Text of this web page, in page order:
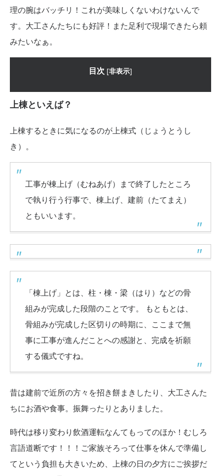
理の腕はバッチリ！これが美味しくないわけないんで
す。大工さんたちにも好評！また足利で現場できたら頼
みたいなぁ。
目次 [非表示]
上棟といえば？
上棟するときに気になるのが上棟式（じょうとうし
き）。
工事が棟上げ（むねあげ）まで終了したところ
で執り行う行事で、棟上げ、建前（たてまえ）
ともいいます。
「棟上げ」とは、柱・棟・梁（はり）などの骨
組みが完成した段階のことです。 もともとは、
骨組みが完成した区切りの時期に、ここまで無
事に工事が進んだことへの感謝と、完成を祈願
する儀式ですね。
昔は建前で近所の方々を招き餅まきしたり、大工さんた
ちにお酒や食事。振舞ったりとありました。
時代は移り変わり飲酒運転なんてもってのほか！むしろ
言語道断です！！！ご家族そろって仕事を休んで準備し
てという負担も大きいため、上棟の日の夕方にご挨拶だ